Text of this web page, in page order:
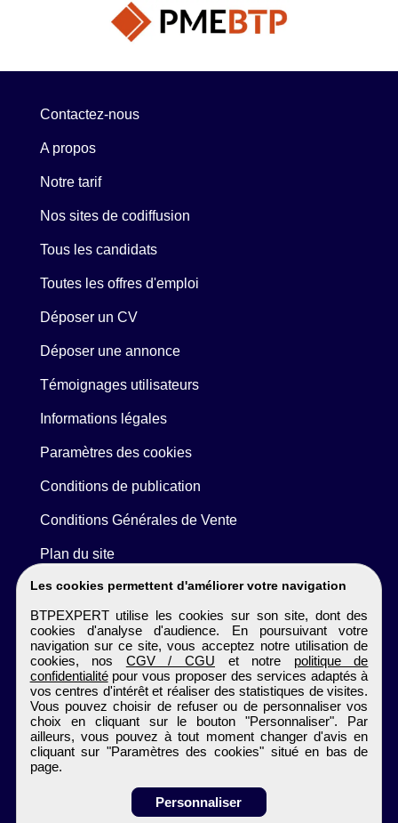
Les cookies permettent d'améliorer votre navigation
BTPEXPERT utilise les cookies sur son site, dont des
cookies d'analyse d'audience. En poursuivant votre
navigation sur ce site, vous acceptez notre utilisation de
cookies, nos CGV / CGU et notre politique de
confidentialitépour vous proposer des services adaptés à
vos centres d'intérêt et réaliser des statistiques de visites.
Vous pouvez choisir de refuser ou de personnaliser vos
choix en cliquant sur le bouton "Personnaliser". Par
ailleurs, vous pouvez à tout moment changer d'avis en
cliquant sur "Paramètres des cookies" situé en bas de
page.
Personnaliser
Contactez-nous
A propos
Notre tarif
Nos sites de codiffusion
Tous les candidats
Toutes les offres d'emploi
Déposer un CV
Déposer une annonce
Témoignages utilisateurs
Informations légales
Paramètres des cookies
Conditions de publication
Conditions Générales de Vente
Plan du site